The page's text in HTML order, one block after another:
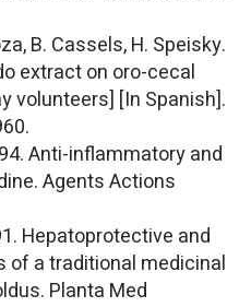
B. Cassels, H. Speisky.
extract on oro-cecal
volunteers] [In Spanish].
Anti-inflammatory and
Agents Actions
Hepatoprotective and
a traditional medicinal
Planta Med